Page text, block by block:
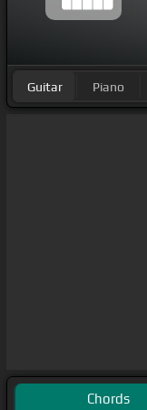
Guitar Piano
Chords